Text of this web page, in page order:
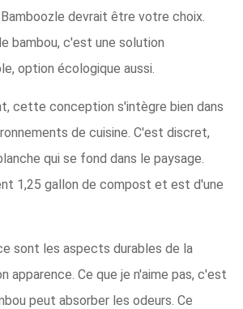
devrait être votre choix.
bambou, c'est une solution
option écologique aussi.
cette conception s'intègre bien dans
de cuisine. C'est discret,
qui se fond dans le paysage.
1,25 gallon de compost et est d'une
sont les aspects durables de la
apparence. Ce que je n'aime pas, c'est
peut absorber les odeurs. Ce